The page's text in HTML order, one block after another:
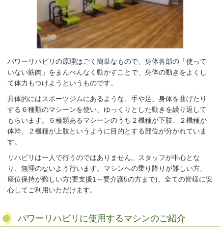
パワーリハビリの原理はごく簡単なもので、身体各部の「使って
いない筋肉」をまんべんなく動かすことで、身体の動きをよくし
て体力もつけようというものです。
具体的にはスポーツジムにあるような、手や足、身体を曲げたり
する６種類のマシーンを使い、ゆっくりとした動きを繰り返して
もらいます。６種類あるマシーンのうち２機種が下肢、２機種が
体幹、２機種が上肢というように目的とする部位が分かれていま
す。
リハビリは一人で行うのではありません。スタッフが中心とな
り、無理のないよう行います。マシンへの乗り降りが難しい方、
座位保持が難しい方(要支援1 ～要介護5の方まで)、全ての皆様に安
心してご利用いただけます。
パワーリハビリに使用するマシンのご紹介